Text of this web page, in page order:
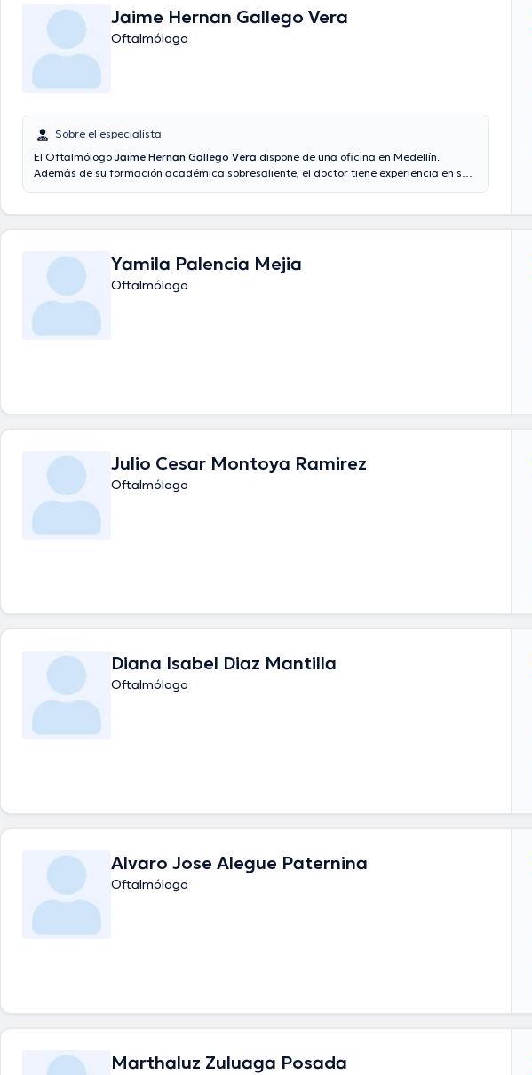
Jaime Hernan Gallego Vera
Oftalmólogo
Sobre el especialista
El Oftalmólogo Jaime Hernan Gallego Vera dispone de una oficina en Medellín.
Además de su formación académica sobresaliente, el doctor tiene experiencia en su
especialización y ha compartido diversas publicaciones. Para finalizar, el profesional
de la salud puede hablar en Español.
Yamila Palencia Mejia
Oftalmólogo
Julio Cesar Montoya Ramirez
Oftalmólogo
Diana Isabel Diaz Mantilla
Oftalmólogo
Alvaro Jose Alegue Paternina
Oftalmólogo
Marthaluz Zuluaga Posada